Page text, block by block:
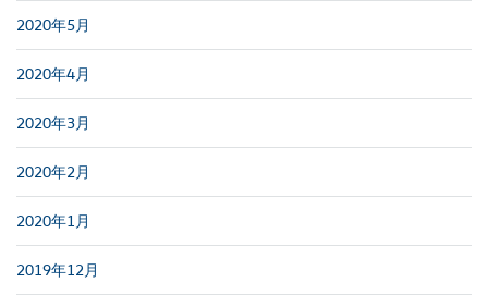
2020年5月
2020年4月
2020年3月
2020年2月
2020年1月
2019年12月